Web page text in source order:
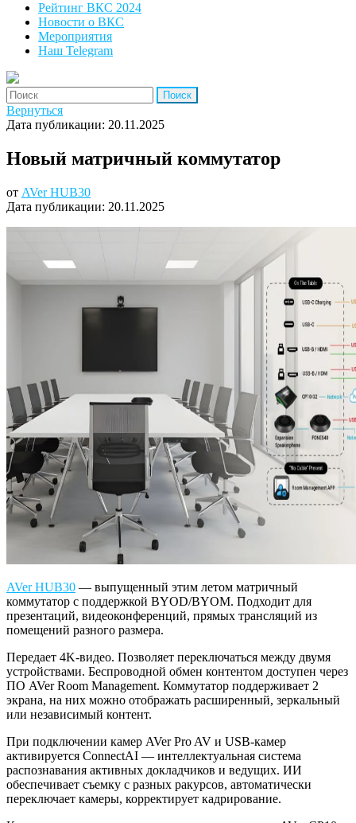
Рейтинг ВКС 2024
Новости о ВКС
Мероприятия
Наш Telegram
'Найти:
Вернуться
Дата публикации: 20.11.2025
Новый матричный коммутатор
от AVer HUB30
Дата публикации: 20.11.2025
AVer HUB30 — выпущенный этим летом матричный
коммутатор с поддержкой BYOD/BYOM. Подходит для
презентаций, видеоконференций, прямых трансляций из
помещений разного размера.
Передает 4K-видео. Позволяет переключаться между двумя
устройствами. Беспроводной обмен контентом доступен через
ПО AVer Room Management. Коммутатор поддерживает 2
экрана, на них можно отображать расширенный, зеркальный
или независимый контент.
При подключении камер AVer Pro AV и USB-камер
активируется ConnectAI — интеллектуальная система
распознавания активных докладчиков и ведущих. ИИ
обеспечивает съемку с разных ракурсов, автоматически
переключает камеры, корректирует кадрирование.